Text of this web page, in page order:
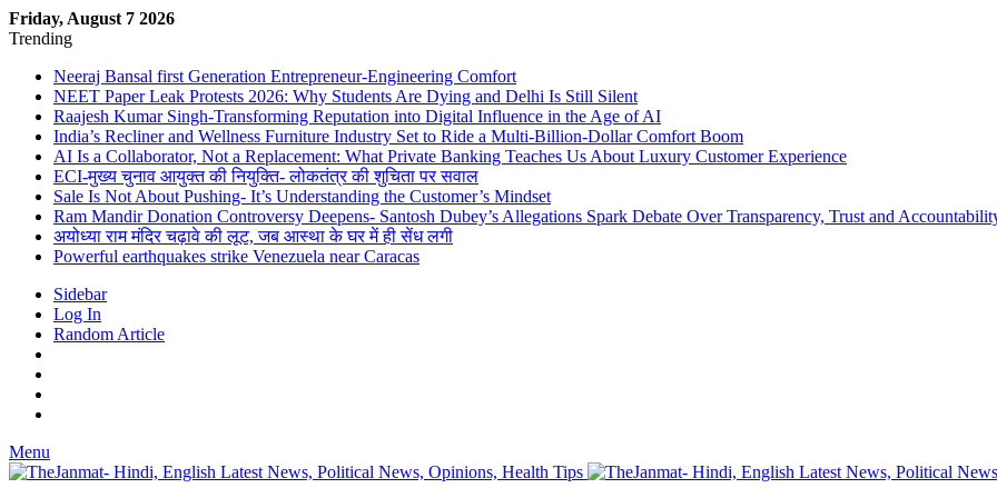
Friday, August 7 2026
Trending
Neeraj Bansal first Generation Entrepreneur-Engineering Comfort
NEET Paper Leak Protests 2026: Why Students Are Dying and Delhi Is Still Silent
Raajesh Kumar Singh-Transforming Reputation into Digital Influence in the Age of AI
India’s Recliner and Wellness Furniture Industry Set to Ride a Multi-Billion-Dollar Comfort Boom
AI Is a Collaborator, Not a Replacement: What Private Banking Teaches Us About Luxury Customer Experience
ECI-मुख्य चुनाव आयुक्त की नियुक्ति- लोकतंत्र की शुचिता पर सवाल
Sale Is Not About Pushing- It’s Understanding the Customer’s Mindset
Ram Mandir Donation Controversy Deepens- Santosh Dubey’s Allegations Spark Debate Over Transparency, Trust and
अयोध्या राम मंदिर चढ़ावे की लूट, जब आस्था के घर में ही सेंध लगी
Powerful earthquakes strike Venezuela near Caracas
Sidebar
Log In
Random Article
Menu